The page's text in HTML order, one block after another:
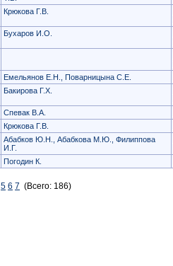
Крюкова Г.В.
Бухаров И.О.
Емельянов Е.Н., Поварницына С.Е.
Бакирова Г.Х.
Спевак В.А.
Крюкова Г.В.
Абабков Ю.Н., Абабкова М.Ю., Филиппова
И.Г.
Погодин К.
5 6 7 (Всего: 186)